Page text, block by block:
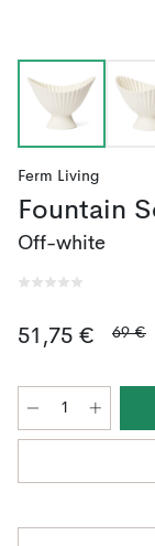
Ferm Living
Fountain
Off-white
51,75 € 69 €